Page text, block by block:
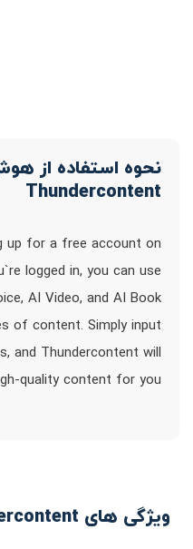
نحوه استفاده از
Thundercontent
up for a free account on
logged in, you can use
AI Video, and AI Book
of content. Simply input
and Thundercontent will
quality content for you
ویژگی های Thundercontent